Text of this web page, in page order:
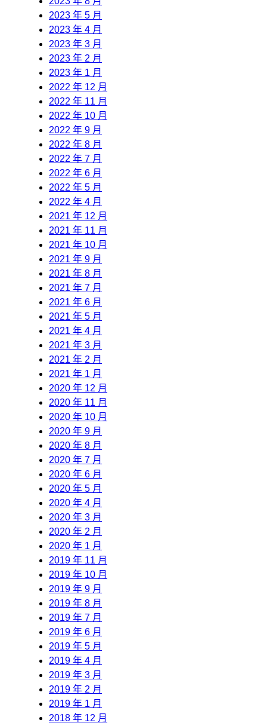
2023 年 5 月
2023 年 4 月
2023 年 3 月
2023 年 2 月
2023 年 1 月
2022 年 12 月
2022 年 11 月
2022 年 10 月
2022 年 9 月
2022 年 8 月
2022 年 7 月
2022 年 6 月
2022 年 5 月
2022 年 4 月
2021 年 12 月
2021 年 11 月
2021 年 10 月
2021 年 9 月
2021 年 8 月
2021 年 7 月
2021 年 6 月
2021 年 5 月
2021 年 4 月
2021 年 3 月
2021 年 2 月
2021 年 1 月
2020 年 12 月
2020 年 11 月
2020 年 10 月
2020 年 9 月
2020 年 8 月
2020 年 7 月
2020 年 6 月
2020 年 5 月
2020 年 4 月
2020 年 3 月
2020 年 2 月
2020 年 1 月
2019 年 11 月
2019 年 10 月
2019 年 9 月
2019 年 8 月
2019 年 7 月
2019 年 6 月
2019 年 5 月
2019 年 4 月
2019 年 3 月
2019 年 2 月
2019 年 1 月
2018 年 12 月